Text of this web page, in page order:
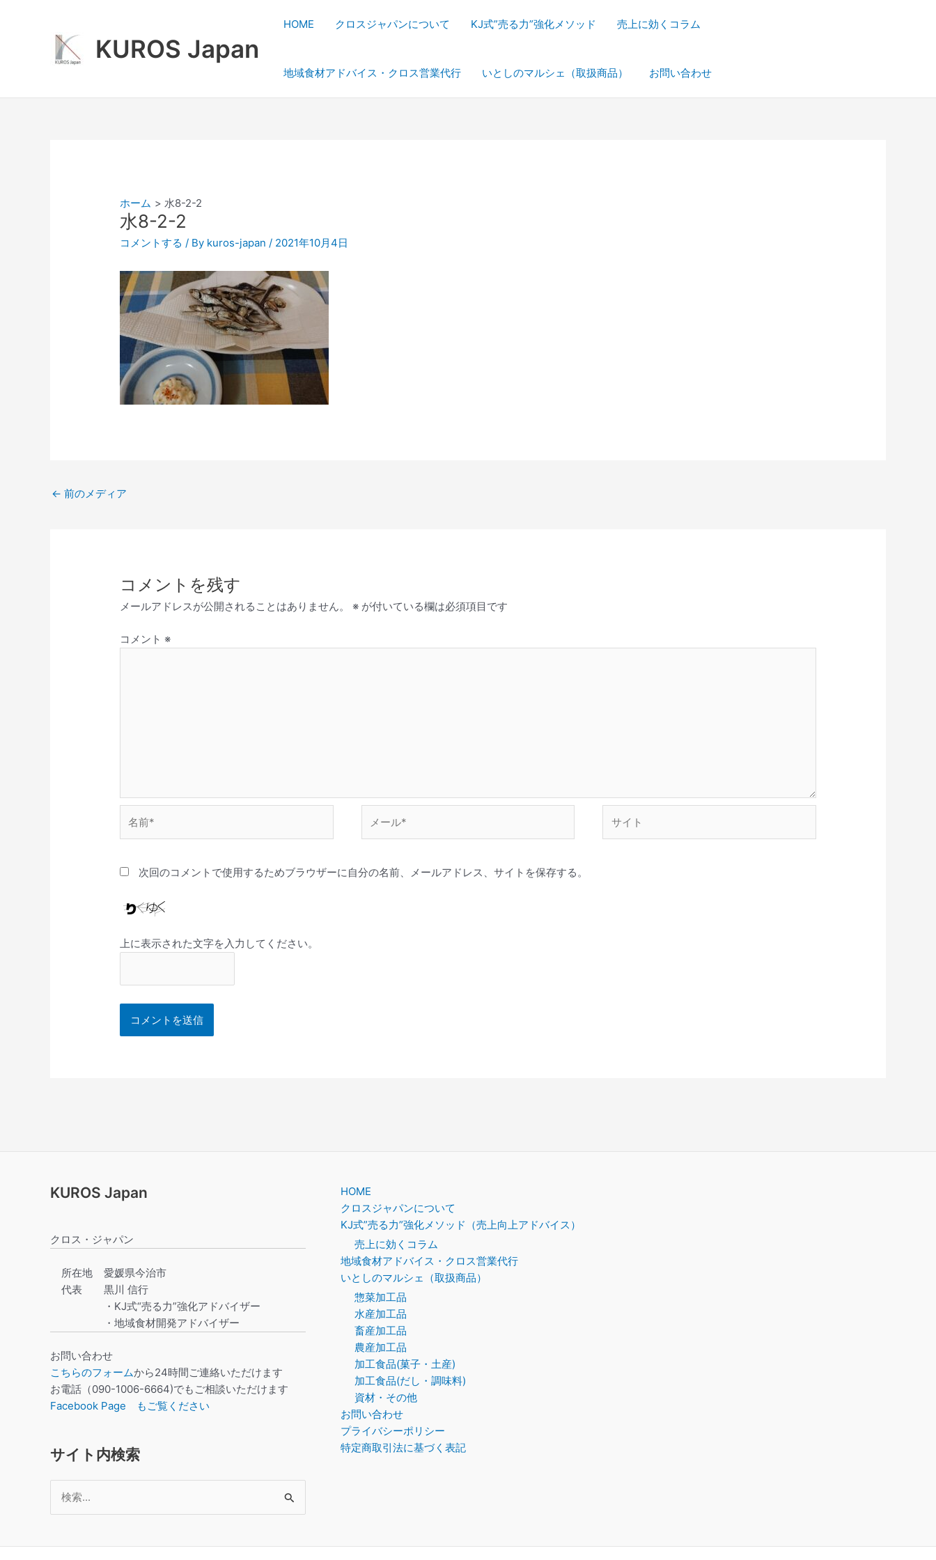
KUROS Japan
HOME クロスジャパンについて KJ式”売る力”強化メソッド 売上に効くコラム
地域食材アドバイス・クロス営業代行 いとしのマルシェ（取扱商品） お問い合わせ
ホーム 水8-2-2
水8-2-2
コメントする / By kuros-japan/ 2021年10月4日
← 前のメディア
コメントを残す
メールアドレスが公開されることはありません。 ※ が付いている欄は必須項目です
コメント ※
前
ー
次回のコメントで使用するためブラウザーに自分の名前、メールアドレス、サイトを保存する。
上に表示された文字を入力してください。
KUROS Japan
クロス・ジャパン
所在地
代表
愛媛県今治市
黒川 信行
・KJ式“売る力”強化アドバイザー
・地域食材開発アドバイザー
お問い合わせ
こちらのフォームから24時間ご連絡いただけます
お電話（090-1006-6664)でもご相談いただけます
Facebook Page もご覧ください
サイト内検索
索
象:
HOME
クロスジャパンについて
KJ式”売る力”強化メソッド（売上向上アドバイス）
売上に効くコラム
地域食材アドバイス・クロス営業代行
いとしのマルシェ（取扱商品）
惣菜加工品
水産加工品
畜産加工品
農産加工品
加工食品(菓子・土産)
加工食品(だし・調味料)
資材・その他
お問い合わせ
プライバシーポリシー
特定商取引法に基づく表記